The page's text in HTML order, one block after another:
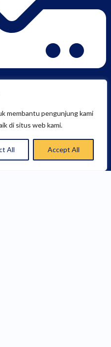
membantu pengunjung kami
di situs web kami.
All Accept All